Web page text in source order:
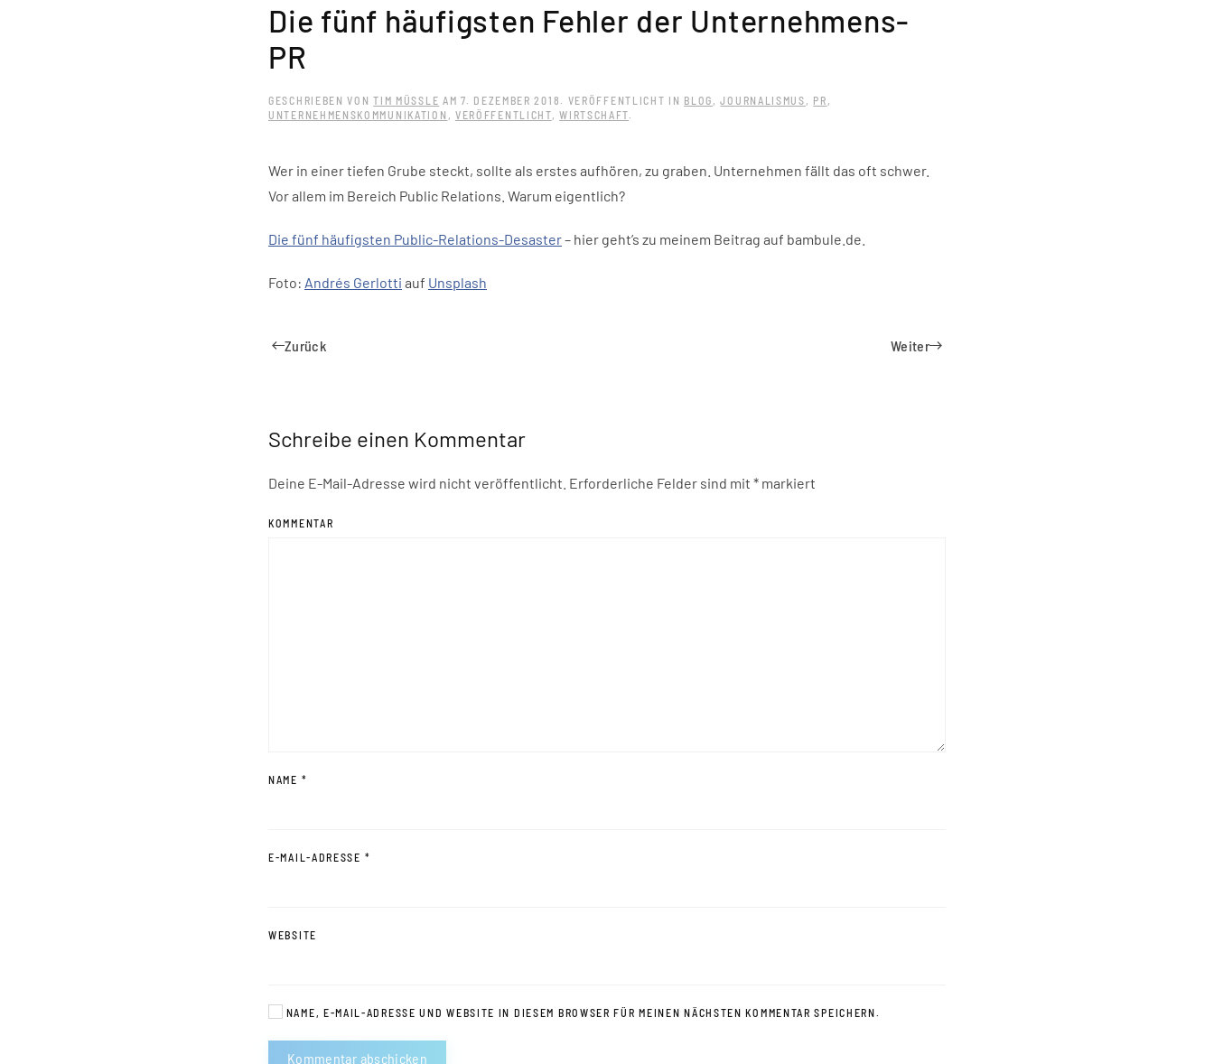
Die fünf häufigsten Fehler der Unternehmens-
PR
GESCHRIEBEN VONTIM MÜSSLE AM7. DEZEMBER 2018 . VERÖFFENTLICHT IN BLOG ,JOURNALISMUS PR
UNTERNEHMENSKOMMUNIKATION
VERÖFFENTLICHT ,WIRTSCHAFT
Wer in einer tiefen Grube steckt, sollte als erstes aufhören, zu graben. Unternehmen fällt das oft schwer.
Vor allem im Bereich Public Relations. Warum eigentlich?
Die fünf häufigsten Public-Relations-Desaster– hier geht’s zu meinem Beitrag auf bambule.de.
Foto: Andrés Gerlotti auf Unsplash
Zurück Weiter
Schreibe einen Kommentar
Deine E-Mail-Adresse wird nicht veröffentlicht. Erforderliche Felder sind mit * markiert
KOMMENTAR
NAME *
E-MAIL-ADRESSE *
WEBSITE
NAME, E-MAIL-ADRESSE UND WEBSITE IN DIESEM BROWSER FÜR MEINEN NÄCHSTEN KOMMENTAR SPEICHERN.
Kommentar abschicken